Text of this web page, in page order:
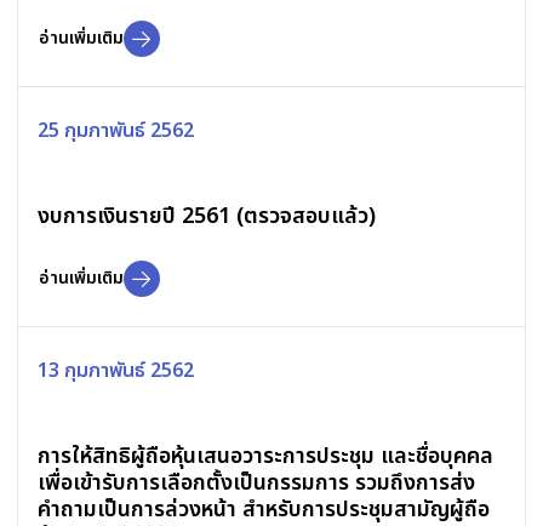
อ่านเพิ่มเติม
25 กุมภาพันธ์ 2562
งบการเงินรายปี 2561 (ตรวจสอบแล้ว)
อ่านเพิ่มเติม
13 กุมภาพันธ์ 2562
การให้สิทธิผู้ถือหุ้นเสนอวาระการประชุม และชื่อบุคคล
เพื่อเข้ารับการเลือกตั้งเป็นกรรมการ รวมถึงการส่ง
คำถามเป็นการล่วงหน้า สำหรับการประชุมสามัญผู้ถือ